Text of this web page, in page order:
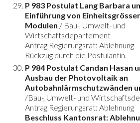
P 983 Postulat Lang Barbara
Einführung von
Modulen / Bau-, Umwelt- und
Wirtschaftsdepartement
Antrag Regierungsrat: Ablehnung
Rückzug durch die Postulantin.
P 984 Postulat Candan Hasan
Ausbau der Photovoltaik an
Autobahnlärmschutzwänden
/Bau-, Umwelt- und
Antrag Regierungsrat: Ablehnung
Beschluss Kantonsrat: